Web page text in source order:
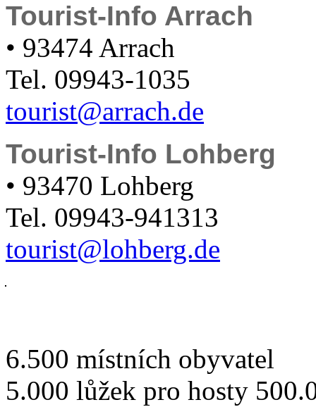
Tourist-Info Arrach
• 93474 Arrach
Tel. 09943-1035
tourist@arrach.de
Tourist-Info Lohberg
• 93470 Lohberg
Tel. 09943-941313
tourist@lohberg.de
6.500 místních obyvatel
5.000 lůžek pro hosty